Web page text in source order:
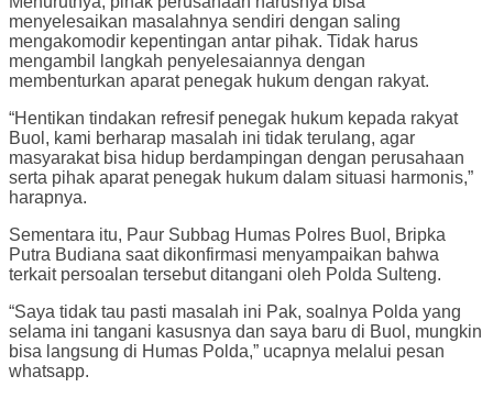
menyelesaikan masalahnya sendiri dengan saling
mengakomodir kepentingan antar pihak. Tidak harus
mengambil langkah penyelesaiannya dengan
membenturkan aparat penegak hukum dengan rakyat.
“Hentikan tindakan refresif penegak hukum kepada rakyat
Buol, kami berharap masalah ini tidak terulang, agar
masyarakat bisa hidup berdampingan dengan perusahaan
serta pihak aparat penegak hukum dalam situasi harmonis,”
harapnya.
Sementara itu, Paur Subbag Humas Polres Buol, Bripka
Putra Budiana saat dikonfirmasi menyampaikan bahwa
terkait persoalan tersebut ditangani oleh Polda Sulteng.
“Saya tidak tau pasti masalah ini Pak, soalnya Polda yang
selama ini tangani kasusnya dan saya baru di Buol, mungkin
bisa langsung di Humas Polda,” ucapnya melalui pesan
whatsapp.